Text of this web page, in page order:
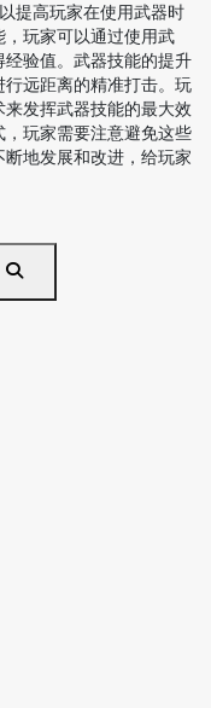
提高玩家在使用武器时
玩家可以通过使用武
验值。武器技能的提升
远距离的精准打击。玩
发挥武器技能的最大效
玩家需要注意避免这些
地发展和改进，给玩家